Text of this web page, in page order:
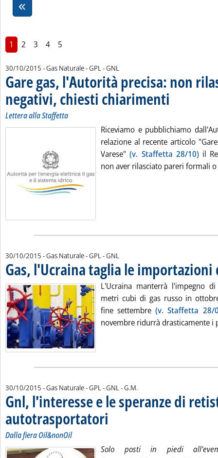
1 2 3 4 5
30/10/2015 - Gas Naturale - GPL - GNL
Gare gas, l'Autorità precisa: non
negativi, chiesti chiarimenti
Lettera alla Staffetta
Riceviamo e pubblichiamo
relazione al recente articolo
Varese"(v. Staffetta 28/10)il
non aver rilasciato pareri formali
30/10/2015 - Gas Naturale - GPL - GNL
Gas, l'Ucraina taglia le importazioni
L'Ucraina manterrà l'impegno
metri cubi di gas russo in
fine settembre(v. Staffetta 28/
novembre ridurrà drasticamente i
30/10/2015 - Gas Naturale - GPL - GNL -di:
G.M.
Gnl, l'interesse e le speranze di
autotrasportatori . Sottotitolo: Dalla fiera Oil&nonOil
. Pubblicata venerdì 30 ottobre 2015 alle
Dalla fiera Oil&nonOil
Solo posti in piedi